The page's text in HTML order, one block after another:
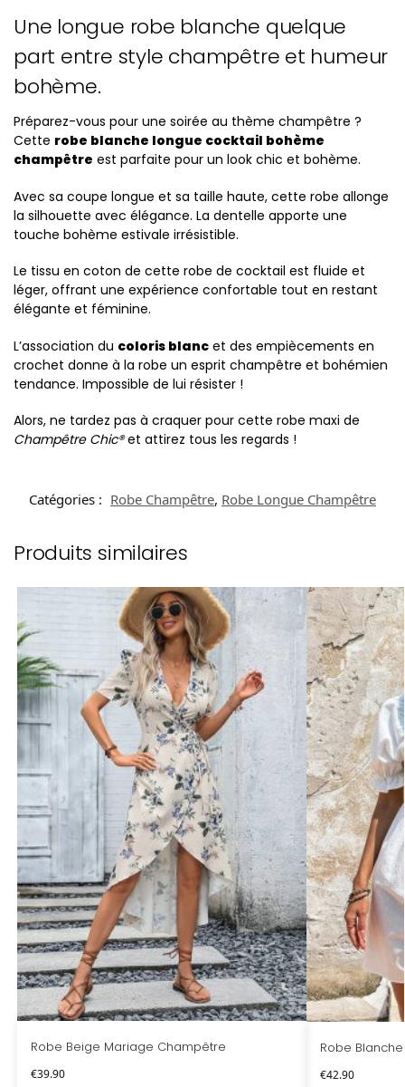
Une longue robe blanche quelque
part entre style champêtre et humeur
bohème.
Préparez-vous pour une soirée au thème champêtre ?
Cette robe blanche longue cocktail bohème
champêtre est parfaite pour un look chic et bohème.
Avec sa coupe longue et sa taille haute, cette robe allonge
la silhouette avec élégance. La dentelle apporte une
touche bohème estivale irrésistible.
Le tissu en coton de cette robe de cocktail est fluide et
léger, offrant une expérience confortable tout en restant
élégante et féminine.
L’association du coloris blanc et des empiècements en
crochet donne à la robe un esprit champêtre et bohémien
tendance. Impossible de lui résister !
Alors, ne tardez pas à craquer pour cette robe maxi de
Champêtre Chic®et attirez tous les regards !
Catégories : Robe Champêtre, Robe Longue Champêtre
Produits similaires
Robe Beige Mariage Champêtre
€39.90
Robe
€42.90